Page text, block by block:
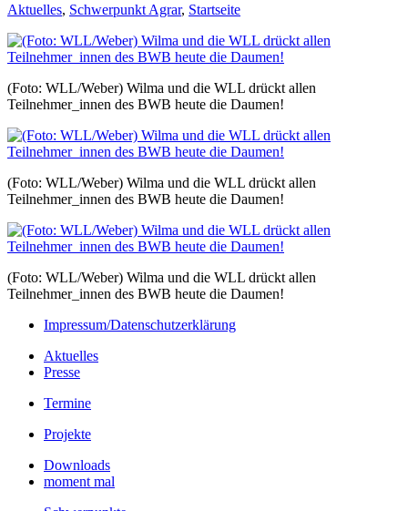
Aktuelles, Schwerpunkt Agrar, Startseite
(Foto: WLL/Weber) Wilma und die WLL drückt allen
Teilnehmer_innen des BWB heute die Daumen!
(Foto: WLL/Weber) Wilma und die WLL drückt allen
Teilnehmer_innen des BWB heute die Daumen!
(Foto: WLL/Weber) Wilma und die WLL drückt allen
Teilnehmer_innen des BWB heute die Daumen!
Impressum/Datenschutzerklärung
Aktuelles
Presse
Termine
Projekte
Downloads
moment mal